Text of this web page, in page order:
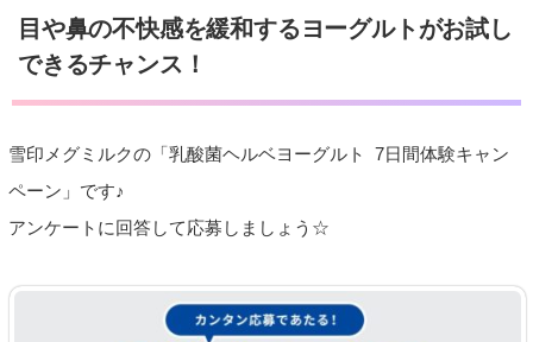
目や鼻の不快感を緩和するヨーグルトがお試し
できるチャンス！
雪印メグミルクの「乳酸菌ヘルベヨーグルト 7日間体験キャン
ペーン」です♪
アンケートに回答して応募しましょう☆